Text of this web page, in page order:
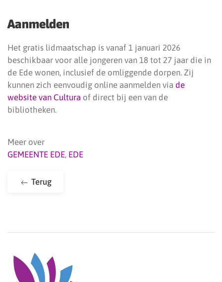
Aanmelden
Het gratis lidmaatschap is vanaf 1 januari 2026
beschikbaar voor alle jongeren van 18 tot 27 jaar die in
de Ede wonen, inclusief de omliggende dorpen. Zij
kunnen zich eenvoudig online aanmelden via de
website van Cultura of direct bij een van de
bibliotheken.
Meer over
GEMEENTE EDE, EDE
Terug